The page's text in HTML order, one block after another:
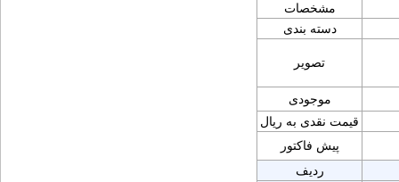
مشخصات
دسته بندی
تصویر
موجودی
قیمت نقدی به ریال
پیش فاکتور
ردیف